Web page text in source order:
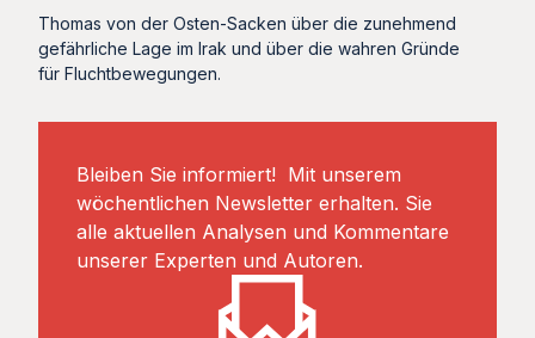
Thomas von der Osten-Sacken über die zunehmend
gefährliche Lage im Irak und über die wahren Gründe
für Fluchtbewegungen.
Bleiben Sie informiert! Mit unserem
wöchentlichen Newsletter erhalten. Sie
alle aktuellen Analysen und Kommentare
unserer Experten und Autoren.